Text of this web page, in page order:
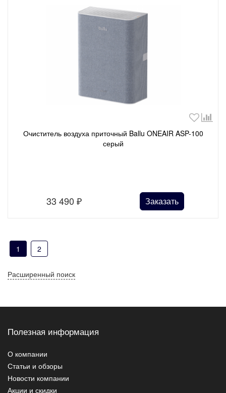
Очиститель воздуха приточный Ballu ONEAIR ASP-100
серый
33 490₽ Заказать
1 2
Расширенный поиск
Полезная информация
О компании
Статьи и обзоры
Новости компании
Акции и скидки